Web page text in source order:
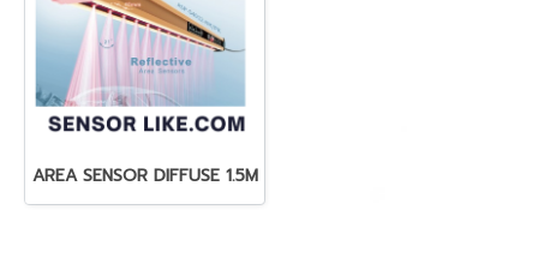
AREA SENSOR DIFFUSE 1.5M